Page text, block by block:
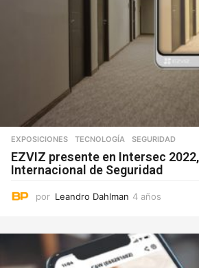
EXPOSICIONES ,TECNOLOGÍA SEGURIDAD
EZVIZ presente en Intersec
Internacional de Seguridad
por Leandro Dahlman 4 años
o
s